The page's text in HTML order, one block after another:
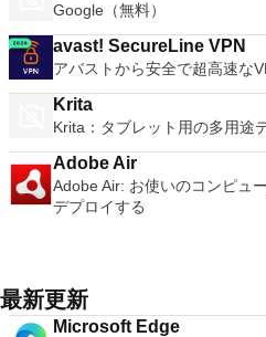
Google（無料）
avast! SecureLine VPN
アバストから安全で超高速な
Krita
Krita：タブレット用の多用途
Adobe Air
Adobe Air: お使いのコンピュ
デプロイする
最新更新
Microsoft Edge